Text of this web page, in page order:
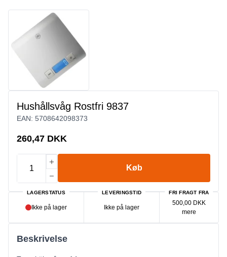
Hushållsvåg Rostfri 9837
EAN: 5708642098373
260,47 DKK
Køb
LAGERSTATUS
Ikke på lager
LEVERINGSTID
Ikke på lager
FRI FRAGT FRA
500,00 DKK
mere
Beskrivelse